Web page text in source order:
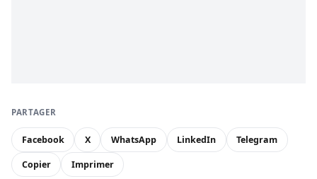
PARTAGER
Facebook X WhatsApp LinkedIn Telegram
Copier Imprimer